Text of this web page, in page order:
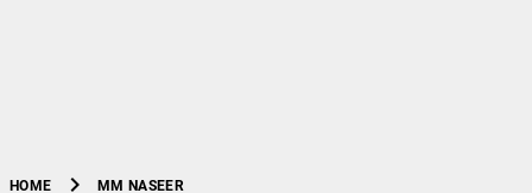
HOME chevron_right MM NASEER